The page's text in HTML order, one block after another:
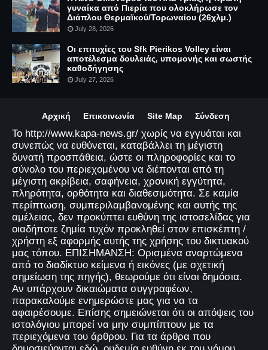
γυναίκα από Πιερία που ολοκλήρωσε τον
Διάπλου Θερμαϊκού/Τορωναίου (26χλμ.)
July 28, 2026
Οι επιτυχίες του Sfk Pierikos Volley είναι
αποτέλεσμα δουλειάς, υπομονής και σωστής
καθοδήγησης
July 27, 2026
Αρχική Επικοινωνία Site Map Σύνδεση
Το http://www.kapa-news.gr/ χωρίς να εγγυάται και
συνεπώς να ευθύνεται, καταβάλλει τη μέγιστη
δυνατή προσπάθεια, ώστε οι πληροφορίες και το
σύνολο του περιεχομένου να διέπονται από τη
μέγιστη ακρίβεια, σαφήνεια, χρονική εγγύτητα,
πληρότητα, ορθότητα και διαθεσιμότητα. Σε καμία
περίπτωση, συμπεριλαμβανομένης και αυτής της
αμέλειας, δεν προκύπτει ευθύνη της ιστοσελίδας για
οιαδήποτε ζημία τυχόν προκληθεί στον επισκέπτη /
χρήστη εξ αφορμής αυτής της χρήσης του δικτυακού
μας τόπου. ΕΠΙΣΗΜΑΝΣΗ: Ορισμένα αναρτώμενα
από το διαδίκτυο κείμενα ή εικόνες (με σχετική
σημείωση της πηγής), θεωρούμε ότι είναι δημόσια.
Αν υπάρχουν δικαιώματα συγγραφέων,
παρακαλούμε ενημερώστε μας για να τα
αφαιρέσουμε. Επίσης σημειώνεται ότι οι απόψεις του
ιστολόγιου μπορεί να μην συμπίπτουν με τα
περιεχόμενα του άρθρου. Για τα άρθρα που